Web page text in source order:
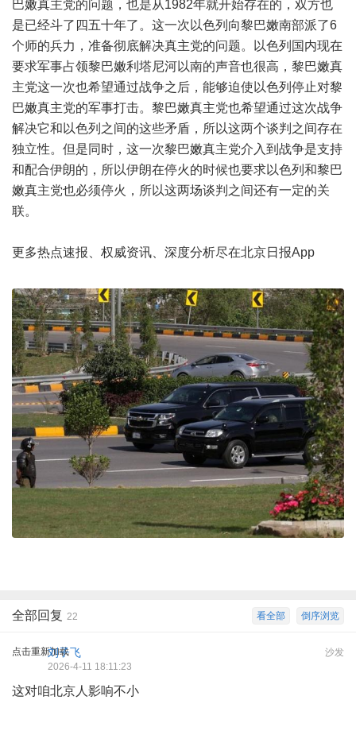
巴嫩真主党的问题，也是从1982年就开始存在的，双方也
是已经斗了四五十年了。这一次以色列向黎巴嫩南部派了6
个师的兵力，准备彻底解决真主党的问题。以色列国内现在
要求军事占领黎巴嫩利塔尼河以南的声音也很高，黎巴嫩真
主党这一次也希望通过战争之后，能够迫使以色列停止对黎
巴嫩真主党的军事打击。黎巴嫩真主党也希望通过这次战争
解决它和以色列之间的这些矛盾，所以这两个谈判之间存在
独立性。但是同时，这一次黎巴嫩真主党介入到战争是支持
和配合伊朗的，所以伊朗在停火的时候也要求以色列和黎巴
嫩真主党也必须停火，所以这两场谈判之间还有一定的关
联。
更多热点速报、权威资讯、深度分析尽在北京日报App
倒序浏览
看全部
全部回复 22
点击重新加载 沙发
刘子飞
2026-4-11 18:11:23
这对咱北京人影响不小